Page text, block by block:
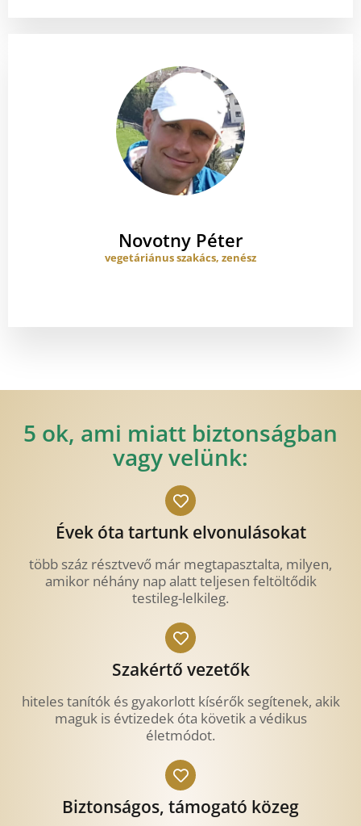
Novotny Péter
vegetáriánus szakács, zenész
5 ok, ami miatt biztonságban
vagy velünk:
Évek óta tartunk elvonulásokat
több száz résztvevő már megtapasztalta, milyen,
amikor néhány nap alatt teljesen feltöltődik
testileg-lelkileg.
Szakértő vezetők
hiteles tanítók és gyakorlott kísérők segítenek, akik
maguk is évtizedek óta követik a védikus
életmódot.
Biztonságos, támogató közeg